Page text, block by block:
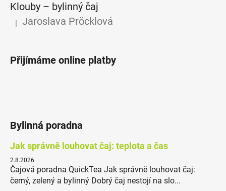
Klouby –⁠⁠⁠⁠⁠ bylinný čaj
Hodnocení produktu je 5 z 5 hvězdiček.
| Jaroslava Pröcklová
Přijímáme online platby
Bylinná poradna
Jak správně louhovat čaj: teplota a čas
2.8.2026
Čajová poradna QuickTea Jak správně louhovat čaj:
černý, zelený a bylinný Dobrý čaj nestojí na slo...